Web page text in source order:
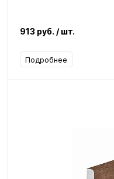
913 руб. / шт.
Подробнее